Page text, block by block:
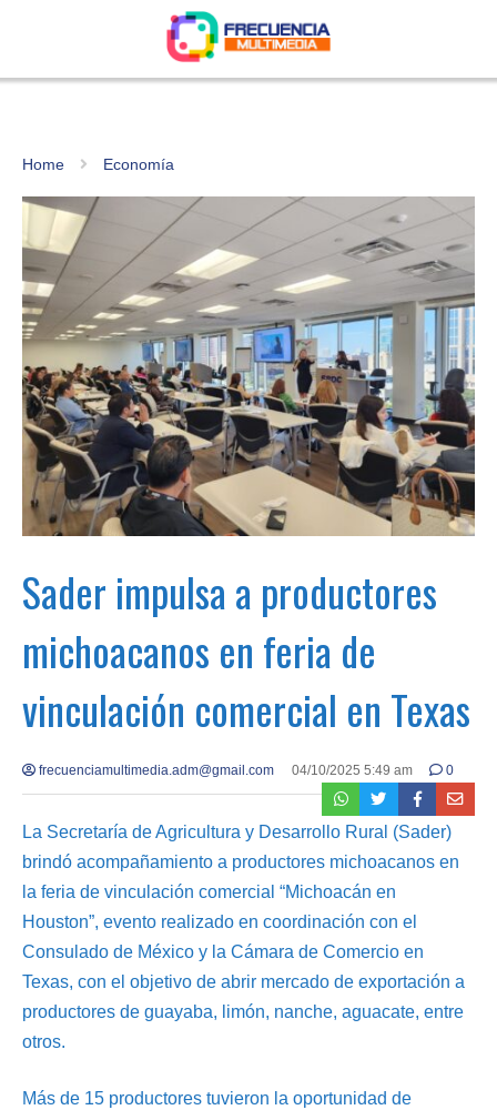
Home Economía
Sader impulsa a productores
michoacanos en feria de
vinculación comercial en Texas
frecuenciamultimedia.adm@gmail.com 04/10/2025 5:49 am 0
La Secretaría de Agricultura y Desarrollo Rural (Sader)
brindó acompañamiento a productores michoacanos en
la feria de vinculación comercial “Michoacán en
Houston”, evento realizado en coordinación con el
Consulado de México y la Cámara de Comercio en
Texas, con el objetivo de abrir mercado de exportación a
productores de guayaba, limón, nanche, aguacate, entre
otros.
Más de 15 productores tuvieron la oportunidad de